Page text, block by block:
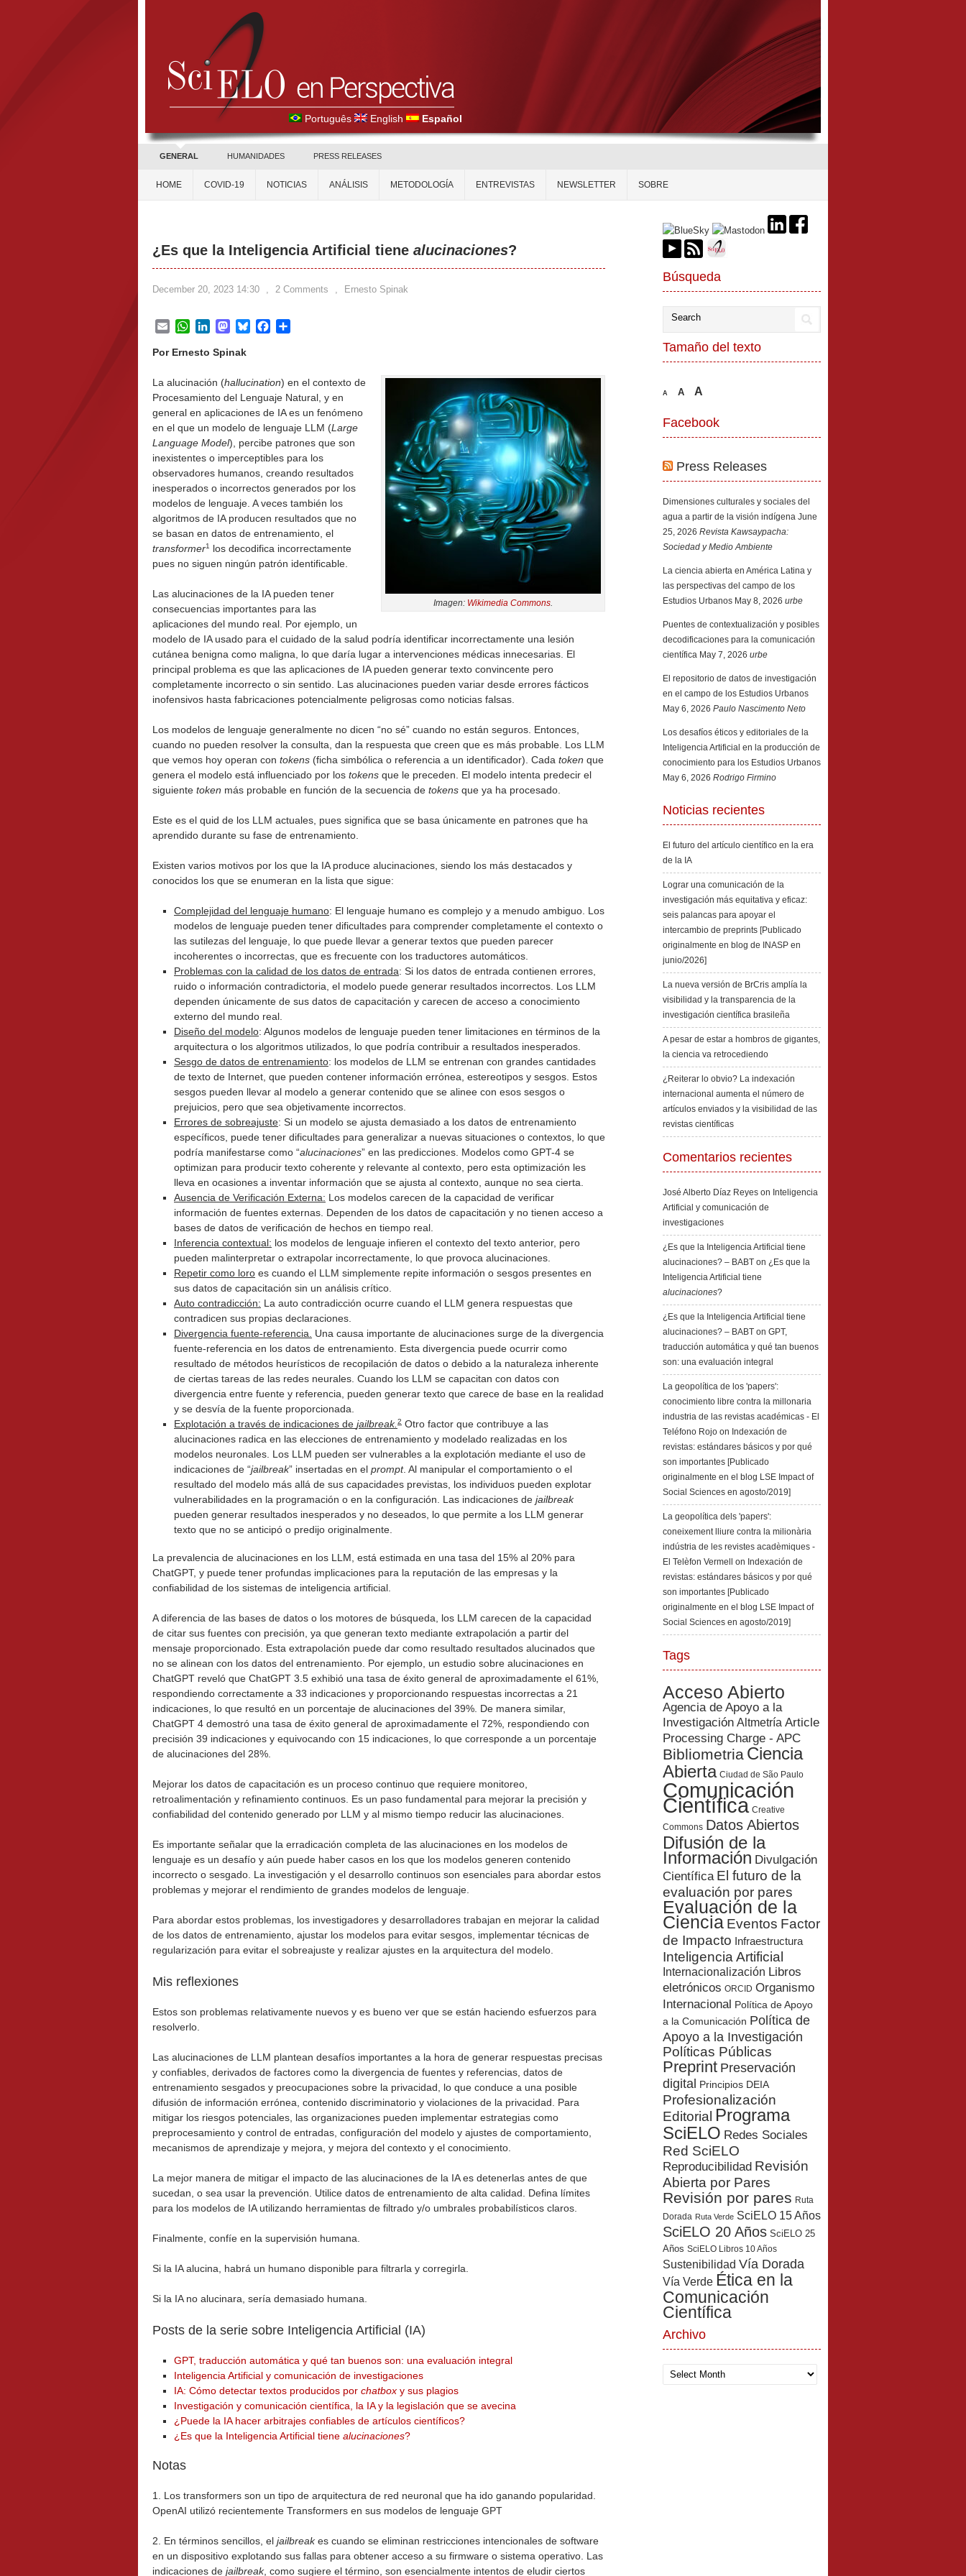
Português English Español
GENERAL HUMANIDADES PRESS RELEASES
HOME COVID-19 NOTICIAS ANÁLISIS METODOLOGÍA ENTREVISTAS NEWSLETTER SOBRE
¿Es que la Inteligencia Artificial tiene alucinaciones?
December 20, 2023 14:30 , 2 Comments , Ernesto Spinak
EmailWhatsApp
LinkedInMastodon
BlueskyFacebook
Por Ernesto Spinak
Imagen: Wikimedia Commons.
La alucinación (hallucination) en el contexto de
Procesamiento del Lenguaje Natural, y en
general en aplicaciones de IA es un fenómeno
en el que un modelo de lenguaje LLM (Large
Language Model), percibe patrones que son
inexistentes o imperceptibles para los
observadores humanos, creando resultados
inesperados o incorrectos generados por los
modelos de lenguaje. A veces también los
algoritmos de IA producen resultados que no
se basan en datos de entrenamiento, el
transformer1
los decodifica incorrectamente
pues no siguen ningún patrón identificable.
Las alucinaciones de la IA pueden tener
consecuencias importantes para las
aplicaciones del mundo real. Por ejemplo, un
modelo de IA usado para el cuidado de la salud podría identificar incorrectamente una lesión
cutánea benigna como maligna, lo que daría lugar a intervenciones médicas innecesarias. El
principal problema es que las aplicaciones de IA pueden generar texto convincente pero
completamente incorrecto o sin sentido. Las alucinaciones pueden variar desde errores fácticos
inofensivos hasta fabricaciones potencialmente peligrosas como noticias falsas.
Los modelos de lenguaje generalmente no dicen “no sé” cuando no están seguros. Entonces,
cuando no pueden resolver la consulta, dan la respuesta que creen que es más probable. Los LLM
que vemos hoy operan con tokens (ficha simbólica o referencia a un identificador). Cada token que
genera el modelo está influenciado por los tokens que le preceden. El modelo intenta predecir el
siguiente token más probable en función de la secuencia de tokens que ya ha procesado.
Este es el quid de los LLM actuales, pues significa que se basa únicamente en patrones que ha
aprendido durante su fase de entrenamiento.
Existen varios motivos por los que la IA produce alucinaciones, siendo los más destacados y
conocidos los que se enumeran en la lista que sigue:
Complejidad del lenguaje humano: El lenguaje humano es complejo y a menudo ambiguo. Los
modelos de lenguaje pueden tener dificultades para comprender completamente el contexto o
las sutilezas del lenguaje, lo que puede llevar a generar textos que pueden parecer
incoherentes o incorrectas, que es frecuente con los traductores automáticos.
Problemas con la calidad de los datos de entrada: Si los datos de entrada contienen errores,
ruido o información contradictoria, el modelo puede generar resultados incorrectos. Los LLM
dependen únicamente de sus datos de capacitación y carecen de acceso a conocimiento
externo del mundo real.
Diseño del modelo: Algunos modelos de lenguaje pueden tener limitaciones en términos de la
arquitectura o los algoritmos utilizados, lo que podría contribuir a resultados inesperados.
Sesgo de datos de entrenamiento: los modelos de LLM se entrenan con grandes cantidades
de texto de Internet, que pueden contener información errónea, estereotipos y sesgos. Estos
sesgos pueden llevar al modelo a generar contenido que se alinee con esos sesgos o
prejuicios, pero que sea objetivamente incorrectos.
Errores de sobreajuste: Si un modelo se ajusta demasiado a los datos de entrenamiento
específicos, puede tener dificultades para generalizar a nuevas situaciones o contextos, lo que
podría manifestarse como “alucinaciones” en las predicciones. Modelos como GPT-4 se
optimizan para producir texto coherente y relevante al contexto, pero esta optimización les
lleva en ocasiones a inventar información que se ajusta al contexto, aunque no sea cierta.
Ausencia de Verificación Externa: Los modelos carecen de la capacidad de verificar
información de fuentes externas. Dependen de los datos de capacitación y no tienen acceso a
bases de datos de verificación de hechos en tiempo real.
Inferencia contextual: los modelos de lenguaje infieren el contexto del texto anterior, pero
pueden malinterpretar o extrapolar incorrectamente, lo que provoca alucinaciones.
Repetir como loro es cuando el LLM simplemente repite información o sesgos presentes en
sus datos de capacitación sin un análisis crítico.
Auto contradicción: La auto contradicción ocurre cuando el LLM genera respuestas que
contradicen sus propias declaraciones.
Divergencia fuente-referencia.
Una causa importante de alucinaciones surge de la divergencia
fuente-referencia en los datos de entrenamiento. Esta divergencia puede ocurrir como
resultado de métodos heurísticos de recopilación de datos o debido a la naturaleza inherente
de ciertas tareas de las redes neurales. Cuando los LLM se capacitan con datos con
divergencia entre fuente y referencia, pueden generar texto que carece de base en la realidad
y se desvía de la fuente proporcionada.
Explotación a través de indicaciones de jailbreak. 2 Otro factor que contribuye a las
alucinaciones radica en las elecciones de entrenamiento y modelado realizadas en los
modelos neuronales. Los LLM pueden ser vulnerables a la explotación mediante el uso de
indicaciones de “jailbreak” insertadas en el prompt. Al manipular el comportamiento o el
resultado del modelo más allá de sus capacidades previstas, los individuos pueden explotar
vulnerabilidades en la programación o en la configuración. Las indicaciones de jailbreak
pueden generar resultados inesperados y no deseados, lo que permite a los LLM generar
texto que no se anticipó o predijo originalmente.
La prevalencia de alucinaciones en los LLM, está estimada en una tasa del 15% al 20% para
ChatGPT, y puede tener profundas implicaciones para la reputación de las empresas y la
confiabilidad de los sistemas de inteligencia artificial.
A diferencia de las bases de datos o los motores de búsqueda, los LLM carecen de la capacidad
de citar sus fuentes con precisión, ya que generan texto mediante extrapolación a partir del
mensaje proporcionado. Esta extrapolación puede dar como resultado resultados alucinados que
no se alinean con los datos del entrenamiento. Por ejemplo, un estudio sobre alucinaciones en
ChatGPT reveló que ChatGPT 3.5 exhibió una tasa de éxito general de aproximadamente el 61%,
respondiendo correctamente a 33 indicaciones y proporcionando respuestas incorrectas a 21
indicaciones, lo que resultó en un porcentaje de alucinaciones del 39%. De manera similar,
ChatGPT 4 demostró una tasa de éxito general de aproximadamente el 72%, respondiendo con
precisión 39 indicaciones y equivocando con 15 indicaciones, lo que corresponde a un porcentaje
de alucinaciones del 28%.
Mejorar los datos de capacitación es un proceso continuo que requiere monitoreo,
retroalimentación y refinamiento continuos. Es un paso fundamental para mejorar la precisión y
confiabilidad del contenido generado por LLM y al mismo tiempo reducir las alucinaciones.
Es importante señalar que la erradicación completa de las alucinaciones en los modelos de
lenguaje es un desafío y aún puede haber casos en los que los modelos generen contenido
incorrecto o sesgado. La investigación y el desarrollo continuos son esenciales para abordar estos
problemas y mejorar el rendimiento de grandes modelos de lenguaje.
Para abordar estos problemas, los investigadores y desarrolladores trabajan en mejorar la calidad
de los datos de entrenamiento, ajustar los modelos para evitar sesgos, implementar técnicas de
regularización para evitar el sobreajuste y realizar ajustes en la arquitectura del modelo.
Mis reflexiones
Estos son problemas relativamente nuevos y es bueno ver que se están haciendo esfuerzos para
resolverlo.
Las alucinaciones de LLM plantean desafíos importantes a la hora de generar respuestas precisas
y confiables, derivados de factores como la divergencia de fuentes y referencias, datos de
entrenamiento sesgados y preocupaciones sobre la privacidad, lo que conduce a una posible
difusión de información errónea, contenido discriminatorio y violaciones de la privacidad. Para
mitigar los riesgos potenciales, las organizaciones pueden implementar estrategias como
preprocesamiento y control de entradas, configuración del modelo y ajustes de comportamiento,
mecanismos de aprendizaje y mejora, y mejora del contexto y el conocimiento.
La mejor manera de mitigar el impacto de las alucinaciones de la IA es detenerlas antes de que
sucedan, o sea usar la prevención. Utilice datos de entrenamiento de alta calidad. Defina límites
para los modelos de IA utilizando herramientas de filtrado y/o umbrales probabilísticos claros.
Finalmente, confíe en la supervisión humana.
Si la IA alucina, habrá un humano disponible para filtrarla y corregirla.
Si la IA no alucinara, sería demasiado humana.
Posts de la serie sobre Inteligencia Artificial (IA)
GPT, traducción automática y qué tan buenos son: una evaluación integral
Inteligencia Artificial y comunicación de investigaciones
IA: Cómo detectar textos producidos por chatbox y sus plagios
Investigación y comunicación científica, la IA y la legislación que se avecina
¿Puede la IA hacer arbitrajes confiables de artículos científicos?
¿Es que la Inteligencia Artificial tiene alucinaciones?
Notas
1. Los transformers son un tipo de arquitectura de red neuronal que ha ido ganando popularidad.
OpenAI utilizó recientemente Transformers en sus modelos de lenguaje GPT
2. En términos sencillos, el jailbreakes cuando se eliminan restricciones intencionales de software
en un dispositivo explotando sus fallas para obtener acceso a su firmware o sistema operativo. Las
indicaciones de jailbreak, como sugiere el término, son esencialmente intentos de eludir ciertos
Búsqueda
Tamaño del texto
A A A
Facebook
Press Releases
Dimensiones culturales y sociales del
agua a partir de la visión indígena June
25, 2026 Revista Kawsaypacha:
Sociedad y Medio Ambiente
La ciencia abierta en América Latina y
las perspectivas del campo de los
Estudios Urbanos May 8, 2026 urbe
Puentes de contextualización y posibles
decodificaciones para la comunicación
científica May 7, 2026 urbe
El repositorio de datos de investigación
en el campo de los Estudios Urbanos
May 6, 2026 Paulo Nascimento Neto
Los desafíos éticos y editoriales de la
Inteligencia Artificial en la producción de
conocimiento para los Estudios Urbanos
May 6, 2026 Rodrigo Firmino
Noticias recientes
El futuro del artículo científico en la era
de la IA
Lograr una comunicación de la
investigación más equitativa y eficaz:
seis palancas para apoyar el
intercambio de preprints [Publicado
originalmente en blog de INASP en
junio/2026]
La nueva versión de BrCris amplía la
visibilidad y la transparencia de la
investigación científica brasileña
A pesar de estar a hombros de gigantes,
la ciencia va retrocediendo
¿Reiterar lo obvio? La indexación
internacional aumenta el número de
artículos enviados y la visibilidad de las
revistas científicas
Comentarios recientes
José Alberto Díaz Reyes on Inteligencia
Artificial y comunicación de
investigaciones
¿Es que la Inteligencia Artificial tiene
alucinaciones? – BABT on ¿Es que la
Inteligencia Artificial tiene
alucinaciones?
¿Es que la Inteligencia Artificial tiene
alucinaciones? – BABT on GPT,
traducción automática y qué tan buenos
son: una evaluación integral
La geopolítica de los 'papers':
conocimiento libre contra la millonaria
industria de las revistas académicas - El
Teléfono Rojo on Indexación de
revistas: estándares básicos y por qué
son importantes [Publicado
originalmente en el blog LSE Impact of
Social Sciences en agosto/2019]
La geopolítica dels 'papers':
coneixement lliure contra la milionària
indústria de les revistes acadèmiques -
El Telèfon Vermell
on Indexación de
revistas: estándares básicos y por qué
son importantes [Publicado
originalmente en el blog LSE Impact of
Social Sciences en agosto/2019]
Tags
Acceso Abierto
Agencia de Apoyo a la
Investigación Altmetría Article
Processing Charge - APC
Bibliometria Ciencia
Abierta Ciudad de São Paulo
Comunicación
Científica Creative
Commons Datos Abiertos
Difusión de la
Información Divulgación
Científica El futuro de la
evaluación por pares
Evaluación de la
Ciencia Eventos Factor
de Impacto Infraestructura
Inteligencia Artificial
Internacionalización Libros
eletrónicos ORCID Organismo
Internacional Política de Apoyo
a la Comunicación Política de
Apoyo a la Investigación
Políticas Públicas
Preprint Preservación
digital Principios DEIA
Profesionalización
Editorial Programa
SciELO Redes Sociales
Red SciELO
Reproducibilidad Revisión
Abierta por Pares
Revisión por pares Ruta
Dorada Ruta Verde SciELO 15 Años
SciELO 20 Años SciELO 25
Años SciELO Libros 10 Años
Sustenibilidad Vía Dorada
Vía Verde Ética en la
Comunicación
Científica
Archivo
Archivo